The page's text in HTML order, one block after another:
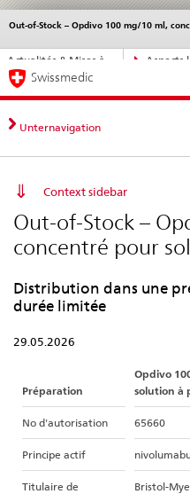
Navigation
directe:
actualités,
juridiques,
Actualités & Mises à
Aspects
Out-of-Stock – Opdivo 100 mg/10 ml,
Service
Navigation
Swissmedic
Unternavigation
Context sidebar
Out-of-Stock –
concentré pour
Distribution dans une
durée limitée
29.05.2026
Préparation
Opdivo
solution à
No d'autorisation 65660
Principe actif
Titulaire de
Bristol-